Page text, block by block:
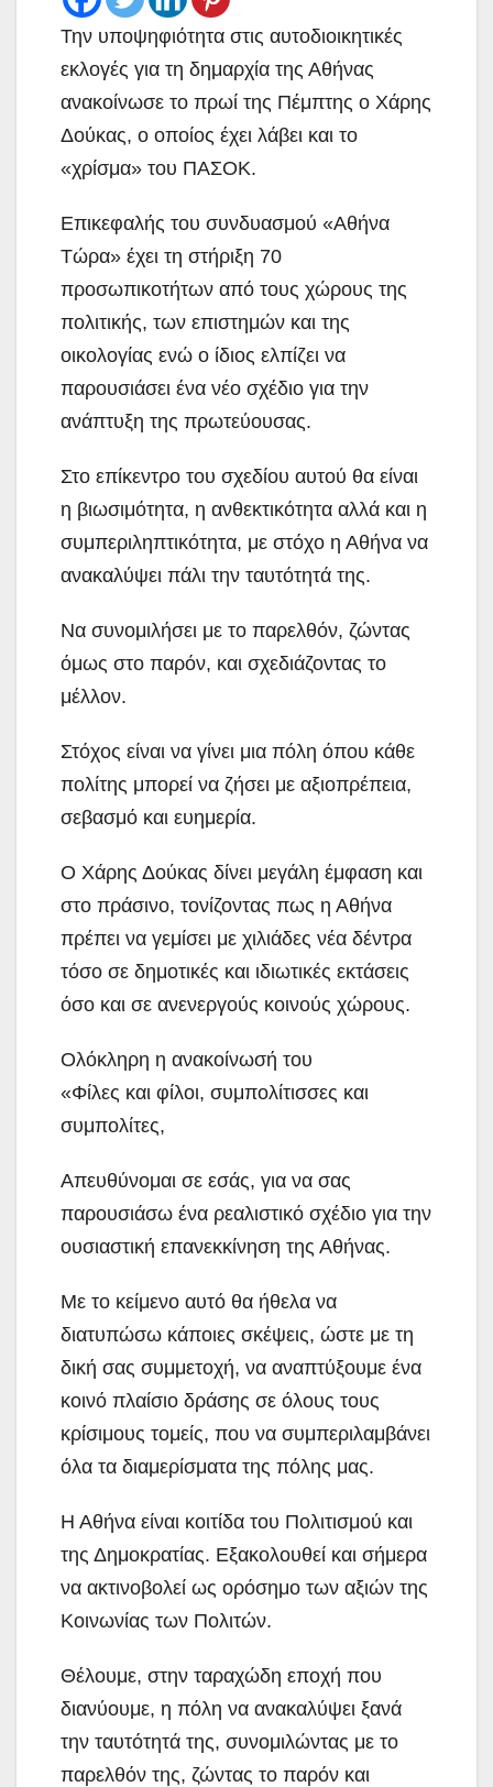
Την υποψηφιότητα στις αυτοδιοικητικές
εκλογές για τη δημαρχία της Αθήνας
ανακοίνωσε το πρωί της Πέμπτης ο Χάρης
Δούκας, ο οποίος έχει λάβει και το
«χρίσμα» του ΠΑΣΟΚ.
Επικεφαλής του συνδυασμού «Αθήνα
Τώρα» έχει τη στήριξη 70
προσωπικοτήτων από τους χώρους της
πολιτικής, των επιστημών και της
οικολογίας ενώ ο ίδιος ελπίζει να
παρουσιάσει ένα νέο σχέδιο για την
ανάπτυξη της πρωτεύουσας.
Στο επίκεντρο του σχεδίου αυτού θα είναι
η βιωσιμότητα, η ανθεκτικότητα αλλά και η
συμπεριληπτικότητα, με στόχο η Αθήνα να
ανακαλύψει πάλι την ταυτότητά της.
Να συνομιλήσει με το παρελθόν, ζώντας
όμως στο παρόν, και σχεδιάζοντας το
μέλλον.
Στόχος είναι να γίνει μια πόλη όπου κάθε
πολίτης μπορεί να ζήσει με αξιοπρέπεια,
σεβασμό και ευημερία.
Ο Χάρης Δούκας δίνει μεγάλη έμφαση και
στο πράσινο, τονίζοντας πως η Αθήνα
πρέπει να γεμίσει με χιλιάδες νέα δέντρα
τόσο σε δημοτικές και ιδιωτικές εκτάσεις
όσο και σε ανενεργούς κοινούς χώρους.
Ολόκληρη η ανακοίνωσή του
«Φίλες και φίλοι, συμπολίτισσες και
συμπολίτες,
Απευθύνομαι σε εσάς, για να σας
παρουσιάσω ένα ρεαλιστικό σχέδιο για την
ουσιαστική επανεκκίνηση της Αθήνας.
Με το κείμενο αυτό θα ήθελα να
διατυπώσω κάποιες σκέψεις, ώστε με τη
δική σας συμμετοχή, να αναπτύξουμε ένα
κοινό πλαίσιο δράσης σε όλους τους
κρίσιμους τομείς, που να συμπεριλαμβάνει
όλα τα διαμερίσματα της πόλης μας.
Η Αθήνα είναι κοιτίδα του Πολιτισμού και
της Δημοκρατίας. Εξακολουθεί και σήμερα
να ακτινοβολεί ως ορόσημο των αξιών της
Κοινωνίας των Πολιτών.
Θέλουμε, στην ταραχώδη εποχή που
διανύουμε, η πόλη να ανακαλύψει ξανά
την ταυτότητά της, συνομιλώντας με το
παρελθόν της, ζώντας το παρόν και